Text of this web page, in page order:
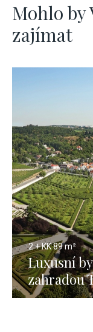
Mohlo by
zajímat
2 + KK89 m²
Luxusní
zahradou